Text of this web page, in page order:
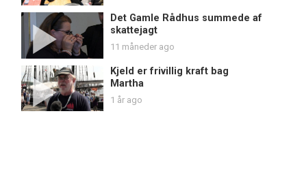
Det Gamle Rådhus summede af
skattejagt
11 måneder ago
Kjeld er frivillig kraft bag
Martha
1 år ago